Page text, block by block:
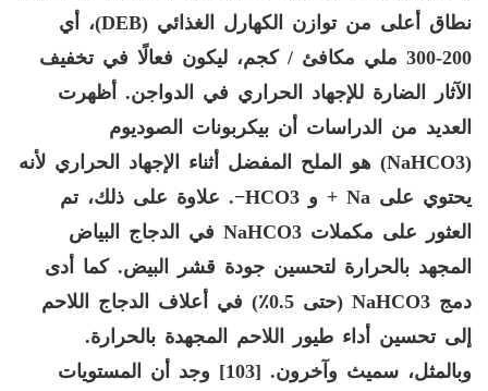
نطاق أعلى من توازن الكهارل الغذائي (DEB)، أي
200-300 ملي مكافئ / كجم، ليكون فعالًا في تخفيف
الآثار الضارة للإجهاد الحراري في الدواجن. أظهرت
العديد من الدراسات أن بيكربونات الصوديوم
(
NaHCO3) هو الملح المفضل أثناء الإجهاد الحراري لأنه
يحتوي على Na + و HCO3−. علاوة على ذلك، تم
العثور على مكملات NaHCO3 في الدجاج البياض
المجهد بالحرارة لتحسين جودة قشر البيض. كما أدى
دمج NaHCO3
(حتى 0.5٪) في أعلاف الدجاج اللاحم
إلى تحسين أداء طيور اللاحم المجهدة بالحرارة.
وبالمثل، سميث وآخرون. [103] وجد أن المستويات